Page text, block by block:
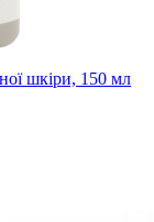
шкіри, 150 мл